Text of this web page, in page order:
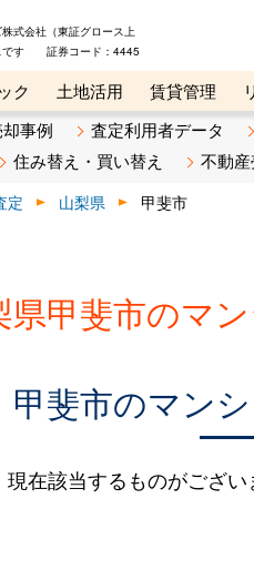
式会社（東証グロース上
です 証券コード：4445
ク 土地活用 賃貸管理
ン講座 リビンマガジンBiz
事例 査定利用者データ
住み替え・買い替え 不動
定 山梨県 甲斐市
県甲斐市のマ
甲斐市のマン
在該当するものがござ